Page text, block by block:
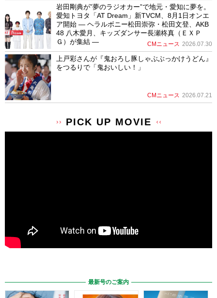
岩田剛典が”夢のラジオカー”で地元・愛知に夢を。
愛知トヨタ「AT Dream」新TVCM、8月1日オンエ
ア開始 ― ヘラルボニー松田崇弥・松田文登、AKB
48 八木愛月、キッズダンサー長瀬柊真（ＥＸＰ
Ｇ）が集結 ―
CMニュース 2026.07.30
上戸彩さんが『鬼おろし豚しゃぶぶっかけうどん』
をつるりで「鬼おいしい！」
CMニュース 2026.07.21
PICK UP MOVIE
最新号のご案内